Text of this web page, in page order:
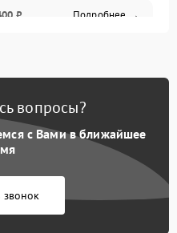
₽ Подробнее →
вопросы?
с Вами в ближайшее
звонок